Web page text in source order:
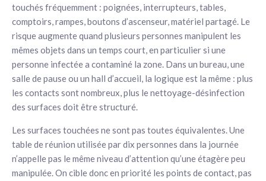
touchés fréquemment : poignées, interrupteurs, tables,
comptoirs, rampes, boutons d’ascenseur, matériel partagé. Le
risque augmente quand plusieurs personnes manipulent les
mêmes objets dans un temps court, en particulier si une
personne infectée a contaminé la zone. Dans un bureau, une
salle de pause ou un hall d’accueil, la logique est la même : plus
les contacts sont nombreux, plus le nettoyage-désinfection
des surfaces doit être structuré.
Les surfaces touchées ne sont pas toutes équivalentes. Une
table de réunion utilisée par dix personnes dans la journée
n’appelle pas le même niveau d’attention qu’une étagère peu
manipulée. On cible donc en priorité les points de contact, pas